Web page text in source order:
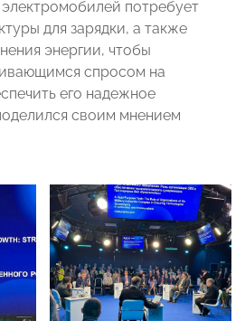
потребует
для зарядки, а также
энергии, чтобы
спросом на
его надежное
своим мнением